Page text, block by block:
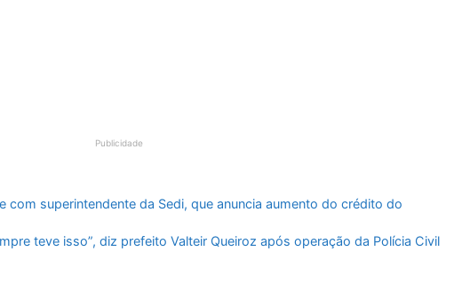
Publicidade
com superintendente da Sedi, que anuncia aumento do crédito do
teve isso”, diz prefeito Valteir Queiroz após operação da Polícia Civil